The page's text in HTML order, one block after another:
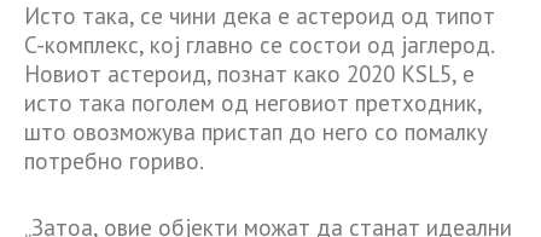
Исто така, се чини дека е астероид од типот
C-комплекс, кој главно се состои од јаглерод.
Новиот астероид, познат како 2020 KSL5, е
исто така поголем од неговиот претходник,
што овозможува пристап до него со помалку
потребно гориво.
„Затоа, овие објекти можат да станат идеални